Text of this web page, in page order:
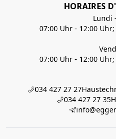
HORAIRES
Lundi
07:00 Uhr - 12:00
07:00 Uhr - 12:00
034 427 27 27
034 427 27 35